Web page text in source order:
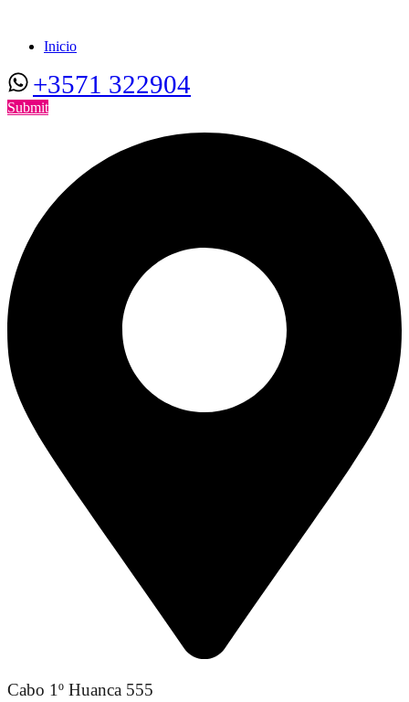
Inicio
+3571 322904
Submit
Cabo 1º Huanca 555